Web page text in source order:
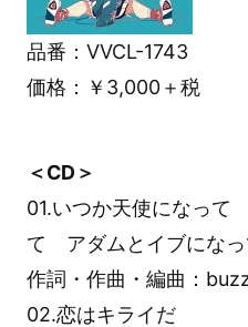
品番：VVCL-1743
価格：￥3,000＋税
＜CD＞
01.いつか天使になって
て アダムとイブにな
作詞・作曲・編曲：
02.恋はキライだ